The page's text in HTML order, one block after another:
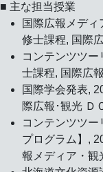
■ 主な担当授業
国際広報メディ
修士課程, 国際
コンテンツツー
士課程, 国際広
国際学会発表,
際広報･観光 Ｄ
コンテンツツ
プログラム】,
報メディア・観